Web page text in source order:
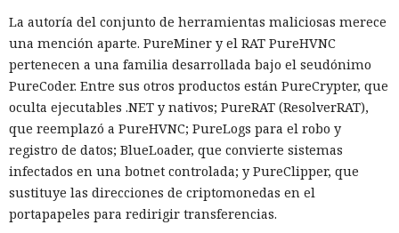
La autoría del conjunto de herramientas maliciosas merece
una mención aparte. PureMiner y el RAT PureHVNC
pertenecen a una familia desarrollada bajo el seudónimo
PureCoder. Entre sus otros productos están PureCrypter, que
oculta ejecutables .NET y nativos; PureRAT (ResolverRAT),
que reemplazó a PureHVNC; PureLogs para el robo y
registro de datos; BlueLoader, que convierte sistemas
infectados en una botnet controlada; y PureClipper, que
sustituye las direcciones de criptomonedas en el
portapapeles para redirigir transferencias.